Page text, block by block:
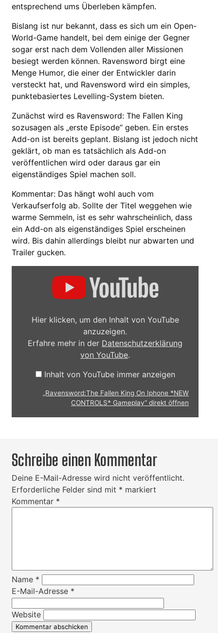
entsprechend ums Überleben kämpfen.
Bislang ist nur bekannt, dass es sich um ein Open-
World-Game handelt, bei dem einige der Gegner
sogar erst nach dem Vollenden aller Missionen
besiegt werden können. Ravensword birgt eine
Menge Humor, die einer der Entwickler darin
versteckt hat, und Ravensword wird ein simples,
punktebasiertes Levelling-System bieten.
Zunächst wird es Ravensword: The Fallen King
sozusagen als „erste Episode“ geben. Ein erstes
Add-on ist bereits geplant. Bislang ist jedoch nicht
geklärt, ob man es tatsächlich als Add-on
veröffentlichen wird oder daraus gar ein
eigenständiges Spiel machen soll.
Kommentar: Das hängt wohl auch vom
Verkaufserfolg ab. Sollte der Titel weggehen wie
warme Semmeln, ist es sehr wahrscheinlich, dass
ein Add-on als eigenständiges Spiel erscheinen
wird. Bis dahin allerdings bleibt nur abwarten und
Trailer gucken.
CONTROLS*
Gameplay“
YouTube
anzeigen
Hier klicken, um den Inhalt von YouTube
anzuzeigen.
Erfahre mehr in der Datenschutzerklärung
von YouTube.
Inhalt von YouTube immer anzeigen
„Ravensword:The Fallen King On Iphone *NEW
CONTROLS* Gameplay“ direkt öffnen
Schreibe einen Kommentar
Deine E-Mail-Adresse wird nicht veröffentlicht.
Erforderliche Felder sind mit * markiert
Kommentar *
Name *
E-Mail-Adresse *
Website